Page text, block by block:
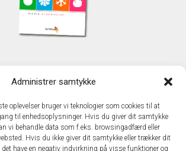
Administrer samtykke
oplevelser bruger vi teknologier som cookies til at
til enhedsoplysninger. Hvis du giver dit samtykke
vi behandle data som f.eks. browsingadfærd eller
Hvis du ikke giver dit samtykke eller trækker dit
have en negativ indvirkning på visse funktioner og
TechMedia A/S
DK - 2600 Glostrup
www.techmedia.dk
Telefon: +45 43 24 26 28